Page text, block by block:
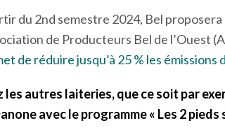
du 2nd semestre 2024, Bel
de Producteurs Bel de l’Ouest
de réduire jusqu’à 25 % les
les autres laiteries, que ce soit par
avec le programme « Les 2